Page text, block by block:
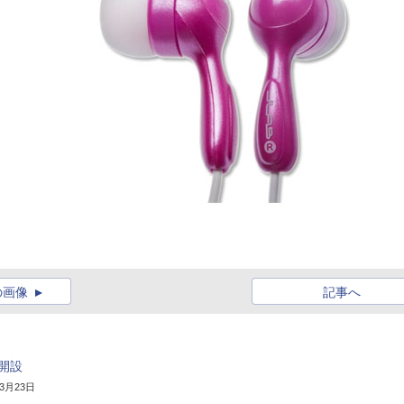
記事へ
像
設
月23日